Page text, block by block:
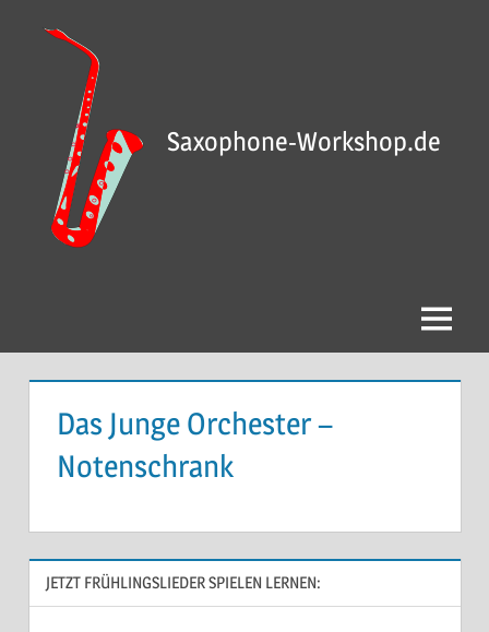
Saxophone-Workshop.de
Das Junge Orchester –
Notenschrank
JETZT FRÜHLINGSLIEDER SPIELEN LERNEN: